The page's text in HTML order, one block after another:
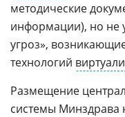
методические
информации), но не
угроз»,
технологий
Размещение
системы Минздрава